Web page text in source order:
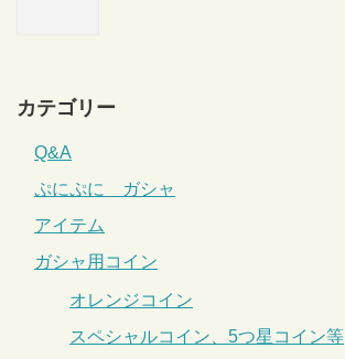
カテゴリー
Q&A
ぷにぷに ガシャ
アイテム
ガシャ用コイン
オレンジコイン
スペシャルコイン、5つ星コイン等